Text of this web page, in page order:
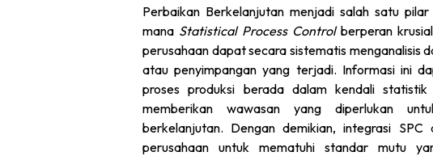
Perbaikan Berkelanjutan menjadi salah satu
mana Statistical Process Controlberperan
perusahaan dapat secara sistematis menganalisis
atau penyimpangan yang terjadi. Informasi ini
proses produksi berada dalam kendali
memberikan wawasan yang diperlukan
berkelanjutan. Dengan demikian, integrasi
perusahaan untuk mematuhi standar mutu